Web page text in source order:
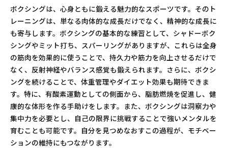
ボクシングは、心身ともに鍛える魅力的なスポーツです。そのト
レーニングは、単なる肉体的な成長だけでなく、精神的な成長に
も寄与します。ボクシングの基本的な練習として、シャドーボク
シングやミット打ち、スパーリングがありますが、これらは全身
の筋肉を効果的に使うことで、持久力や筋力を向上させるだけで
なく、反射神経やバランス感覚も鍛えられます。さらに、ボクシ
ングを続けることで、体重管理やダイエット効果も期待できま
す。特に、有酸素運動としての側面から、脂肪燃焼を促進し、健
康的な体形を作る手助けをします。また、ボクシングは洞察力や
集中力を必要とし、自己の限界に挑戦することで強いメンタルを
育むことも可能です。自分を見つめなおすこの過程が、モチベー
ションの維持にもつながります。